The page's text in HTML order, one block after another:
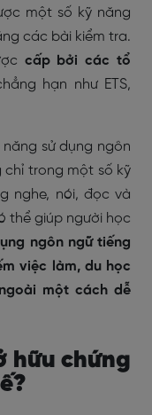
một số kỹ năng
các bài kiểm tra.
cấp bởi các tổ
hạn như ETS,
sử dụng ngôn
chỉ trong một số kỹ
nghe, nói, đọc và
thể giúp người học
ngôn ngữ tiếng
việc làm, du học
một cách dễ
hữu chứng